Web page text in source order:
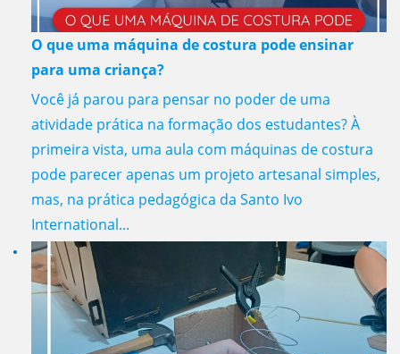
O que uma máquina de costura pode ensinar
para uma criança?
Você já parou para pensar no poder de uma
atividade prática na formação dos estudantes? À
primeira vista, uma aula com máquinas de costura
pode parecer apenas um projeto artesanal simples,
mas, na prática pedagógica da Santo Ivo
International...